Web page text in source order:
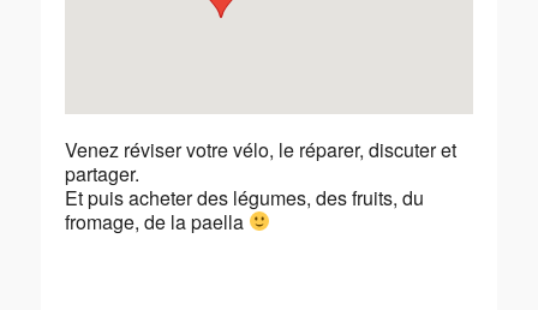
Venez réviser votre vélo, le réparer, discuter et
partager.
Et puis acheter des légumes, des fruits, du
fromage, de la paella